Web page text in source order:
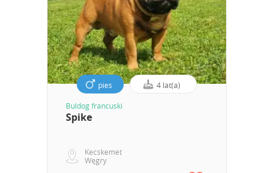
pies 4 lat(a)
Buldog francuski
Spike
Kecskemet
Węgry